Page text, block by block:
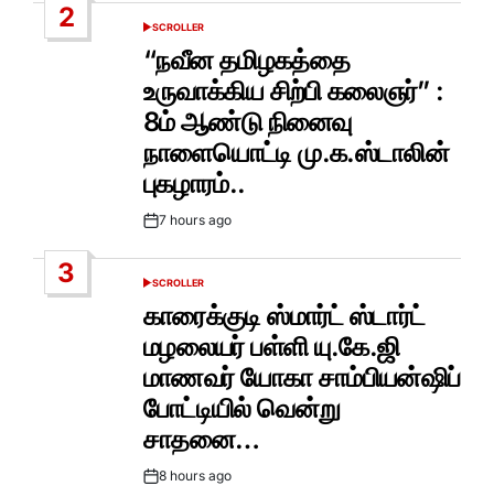
2
POSTED
IN
SCROLLER
“நவீன தமிழகத்தை
உருவாக்கிய சிற்பி கலைஞர்” :
8ம் ஆண்டு நினைவு
நாளையொட்டி மு.க.ஸ்டாலின்
புகழாரம்..
Post7 hours ago
3
POSTED
SCROLLER
காரைக்குடி ஸ்மார்ட் ஸ்டார்ட்
மழலையர் பள்ளி யு.கே.ஜி
மாணவர் யோகா சாம்பியன்ஷிப்
போட்டியில் வென்று
சாதனை…
8 hours ago